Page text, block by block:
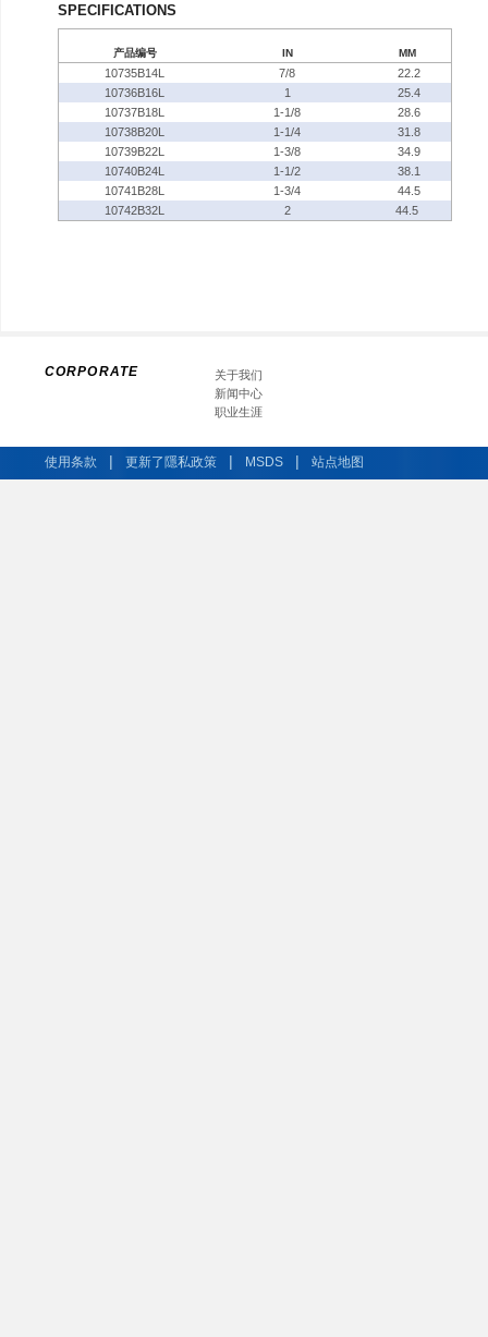
SPECIFICATIONS
产品编号 IN MM
10735B14L 7/8
22.2
10736B16L
1
25.4
10737B18L
1-1/8
28.6
10738B20L
1-1/4
31.8
10739B22L
1-3/8
34.9
10740B24L
1-1/2
38.1
10741B28L
1-3/4
44.5
10742B32L
2 44.5
CORPORATE
关于我们
新闻中心
职业生涯
使用条款 | 更新了隱私政策 | MSDS | 站点地图